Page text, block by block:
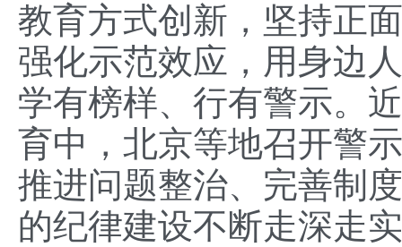
教育方式创新，坚持正
强化示范效应，用身边
学有榜样、行有警示。
育中，北京等地召开警
推进问题整治、完善制
的纪律建设不断走深走